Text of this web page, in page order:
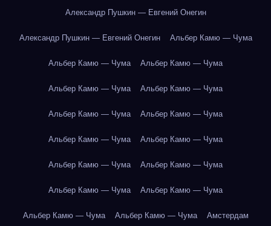
Александр Пушкин — Евгений Онегин
Александр Пушкин — Евгений Онегин Альбер Камю — Чума
Альбер Камю — Чума Альбер Камю — Чума
Альбер Камю — Чума Альбер Камю — Чума
Альбер Камю — Чума Альбер Камю — Чума
Альбер Камю — Чума Альбер Камю — Чума
Альбер Камю — Чума Альбер Камю — Чума
Альбер Камю — Чума Альбер Камю — Чума
Альбер Камю — Чума Альбер Камю — Чума Амстердам